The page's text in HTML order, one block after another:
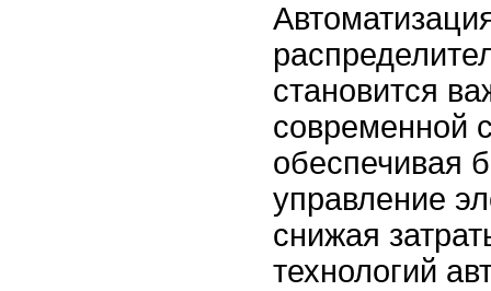
становится
современной
обеспечивая
управление
снижая
технологий